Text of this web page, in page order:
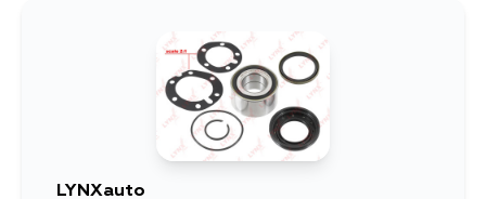
7235
LYNXauto